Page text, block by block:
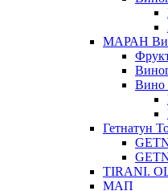
МАРАН
Вино
Гетнатун
TIRANI.
МАП